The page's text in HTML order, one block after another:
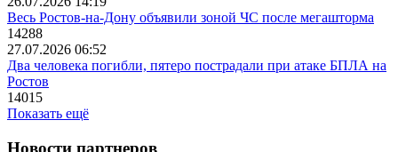
Весь Ростов-на-Дону объявили зоной ЧС после мегашторма
14288
27.07.2026 06:52
Два человека погибли, пятеро пострадали при атаке БПЛА на
Ростов
14015
Показать ещё
Новости партнеров